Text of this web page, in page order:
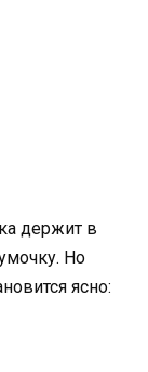
держит в
Но
ясно: